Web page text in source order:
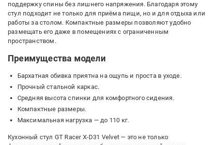
поддержку спины без лишнего напряжения. Благодаря этому
стул подходит не только для приёма пищи, но и для отдыха или
работы за столом. Компактные размеры позволяют удобно
размещать его даже в помещениях с ограниченным
пространством.
Преимущества модели
Бархатная обивка приятна на ощупь и проста в уходе.
Прочный стальной каркас.
Средняя высота спинки для комфортного сидения.
Компактные размеры.
Максимальная нагрузка — до 110 кг.
Кухонный стул GT Racer X-D31 Velvet — это не только